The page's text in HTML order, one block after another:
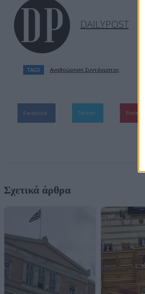
DAILYPOST
TAGS Αναθεώρηση Συντάγματος
Facebook Twitter Pinterest
Σχετικά άρθρα